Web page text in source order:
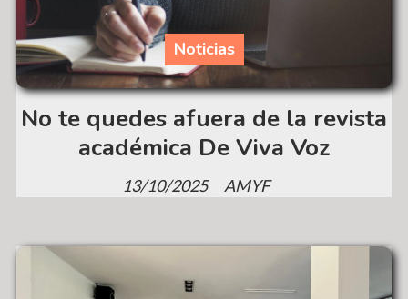
No te quedes afuera de la revista
académica De Viva Voz
AMYF
Noticias
13/10/2025